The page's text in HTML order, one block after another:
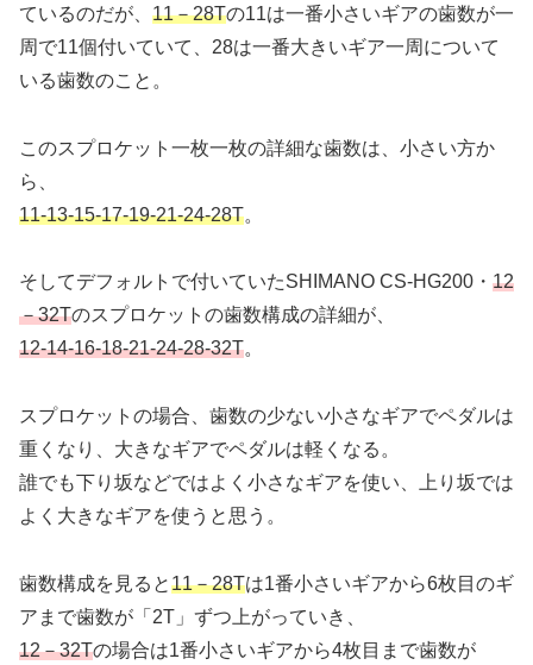
ているのだが、 11－28Tの11は一番小さいギアの歯数が一
周で11個付いていて、28は一番大きいギア一周について
いる歯数のこと。
このスプロケット一枚一枚の詳細な歯数は、小さい方か
ら、
11-13-15-17-19-21-24-28T。
そしてデフォルトで付いていたSHIMANO CS-HG200・ 12
－32Tのスプロケットの歯数構成の詳細が、
12-14-16-18-21-24-28-32T。
スプロケットの場合、歯数の少ない小さなギアでペダルは
重くなり、大きなギアでペダルは軽くなる。
誰でも下り坂などではよく小さなギアを使い、上り坂では
よく大きなギアを使うと思う。
歯数構成を見ると11－28Tは1番小さいギアから6枚目のギ
アまで歯数が「2T」ずつ上がっていき、
12－32Tの場合は1番小さいギアから4枚目まで歯数が